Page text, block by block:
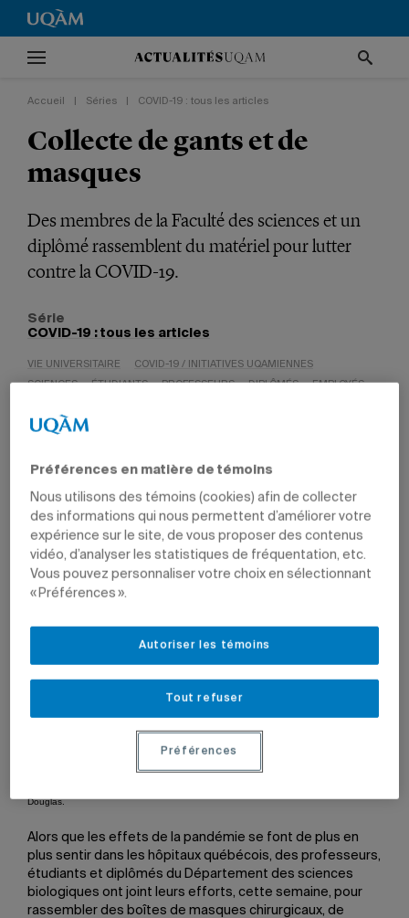
Accueil Séries COVID-19 : tous les articles
Collecte de gants et de
masques
Des membres de la Faculté des sciences et un
diplômé rassemblent du matériel pour lutter
contre la COVID-19.
Série
COVID-19 : tous les articles
VIE UNIVERSITAIRE
COVID-19 / INITIATIVES UQAMIENNES
SCIENCES
ÉTUDIANTS PROFESSEURS DIPLÔMÉS EMPLOYÉS
ParMarie-Claude Bourdon
27 mars 2020 à 17 h 03
Mis à jour le 28 avril 2020 à 11 h 04
COVID-19: tous les articles
réunies dans cette série.
Douglas.
Alors que les effets de la pandémie se font de plus en
plus sentir dans les hôpitaux québécois, des professeurs,
étudiants et diplômés du Département des sciences
biologiques ont joint leurs efforts, cette semaine, pour
rassembler des boîtes de masques chirurgicaux, de
Préférences en matière de témoins
Nous utilisons des témoins (cookies) afin de collecter
des informations qui nous permettent d’améliorer votre
expérience sur le site, de vous proposer des contenus
vidéo, d’analyser les statistiques de fréquentation, etc.
Vous pouvez personnaliser votre choix en sélectionnant
« Préférences ».
Tout refuser
Autoriser les témoins
Préférences